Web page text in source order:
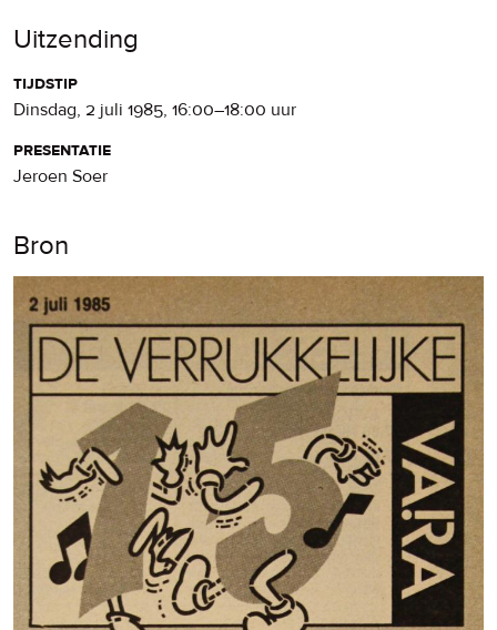
Uitzending
tijdstip
dinsdag, 2 juli 1985, 16:00–18:00 uur
presentatie
Jeroen Soer
Bron